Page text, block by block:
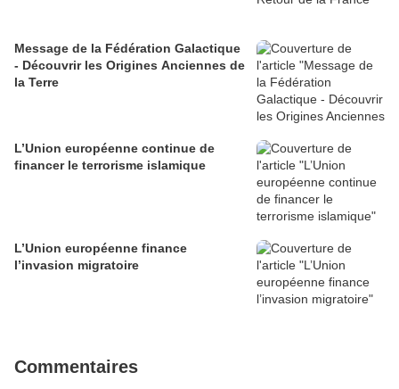
Message de la Fédération Galactique
- Découvrir les Origines Anciennes de
la Terre
L’Union européenne continue de
financer le terrorisme islamique
L’Union européenne finance
l’invasion migratoire
Commentaires